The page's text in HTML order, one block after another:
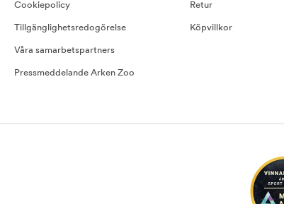
Cookiepolicy
Tillgänglighetsredogörelse
Våra samarbetspartners
Pressmeddelande Arken Zoo
Retur
Köpvillkor